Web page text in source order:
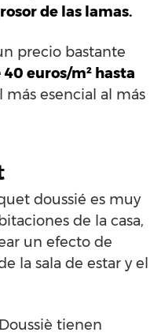
de las lamas.
precio bastante
40 euros/m² hasta
más esencial al más
doussié es muy
de la casa,
un efecto de
la sala de estar y el
tienen